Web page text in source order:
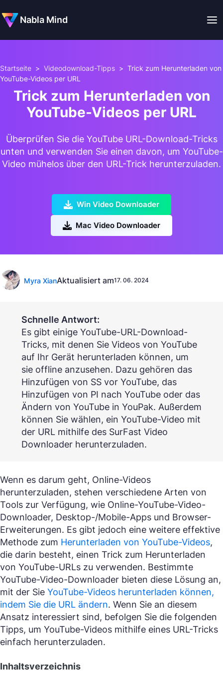
Nabla Mind
Startseite > Videodownload-Tipps > Trick zum Herunterladen von
YouTube-Videos per URL
Trick zum Herunterladen von
YouTube-Videos per URL
Überprüfen Sie die YouTube URL-Download-Tricks
unten und verwenden Sie einen davon, um YouTube-
Video mühelos über den URL-Trick herunterzuladen.
Win Video Downloader
Mac Video Downloader
Myra XianAktualisiert am17. 06. 2024
Schnelle Antwort:
Es gibt einige YouTube-URL-Download-
Tricks, mit denen Sie Videos von YouTube
auf Ihr Gerät herunterladen können, um
sie offline anzusehen. Dazu gehören das
Hinzufügen von SS vor YouTube, das
Hinzufügen von PI nach YouTube oder das
Ändern von YouTube in YouPak. Außerdem
können Sie wählen, ein YouTube-Video mit
der URL mithilfe des SurFast Video
Downloader herunterzuladen.
Wenn es darum geht, Online-Videos
herunterzuladen, stehen verschiedene Arten von
Tools zur Verfügung, wie Online-YouTube-Video-
Downloader, Desktop-/Mobile-Apps und Browser-
Erweiterungen. Es gibt jedoch eine weitere effektive
Methode zum Herunterladen von YouTube-Videos,
die darin besteht, einen Trick zum Herunterladen
von YouTube-URLs zu verwenden. Bestimmte
YouTube-Video-Downloader bieten diese Lösung an,
mit der Sie YouTube-Videos herunterladen können,
indem Sie die URL ändern. Wenn Sie an diesem
Ansatz interessiert sind, befolgen Sie die folgenden
Tipps, um YouTube-Videos mithilfe eines URL-Tricks
einfach herunterzuladen.
Inhaltsverzeichnis